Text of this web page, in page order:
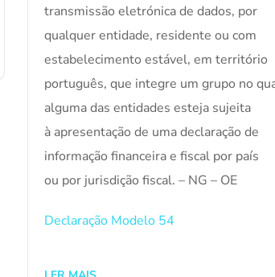
transmissão eletrónica de dados, por
qualquer entidade, residente ou com
estabelecimento estável, em território
português, que integre um grupo no
alguma das entidades esteja sujeita
à apresentação de uma declaração de
informação financeira e fiscal por país
ou por jurisdição fiscal. – NG – OE
Declaração Modelo 54